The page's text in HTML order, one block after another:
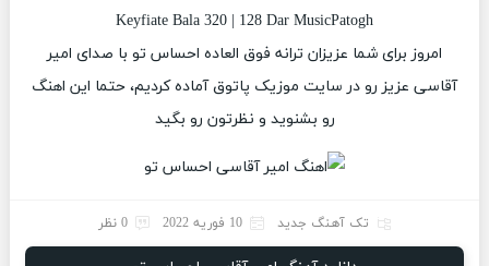
Keyfiate Bala 320 | 128 Dar MusicPatogh
امروز برای شما عزیزان ترانه فوق العاده احساس تو با صدای امیر
آقاسی عزیز رو در سایت موزیک پاتوق آماده کردیم، حتما این اهنگ
رو بشنوید و نظرتون رو بگید
تک آهنگ جدید 10 فوریه 2022 0 نظر